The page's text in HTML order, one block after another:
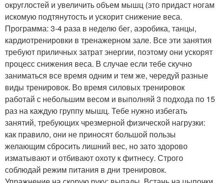
округлостей и увеличить объем мышц (это придаст ногам
искомую подтянутость и ускорит снижение веса.
Программа: 3-4 раза в неделю бег, аэробика, танцы,
кардиотренировки в тренажерном зале. Все эти занятия
требуют приличных затрат энергии, поэтому они ускорят
процесс снижения веса. В случае если тебе скучно
заниматься все время одним и тем же, чередуй разные
виды тренировок. Во время силовых тренировок
работай с небольшим весом и выполняй 3 подхода по 15
раз на каждую группу мышц. Тебе нужно избегать
занятий, требующих чрезмерной физической нагрузки:
как правило, они не приносят большой пользы
желающим сбросить лишний вес, но зато здорово
изматывают и отбивают охоту к фитнесу. Строго
соблюдай режим питания в дни тренировок.